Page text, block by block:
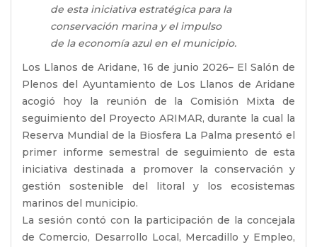
de esta iniciativa estratégica para la
conservación marina y el impulso
de la economía azul en el municipio.
Los Llanos de Aridane, 16 de junio 2026– El Salón de
Plenos del Ayuntamiento de Los Llanos de Aridane
acogió hoy la reunión de la Comisión Mixta de
seguimiento del Proyecto ARIMAR, durante la cual la
Reserva Mundial de la Biosfera La Palma presentó el
primer informe semestral de seguimiento de esta
iniciativa destinada a promover la conservación y
gestión sostenible del litoral y los ecosistemas
marinos del municipio.
La sesión contó con la participación de la concejala
de Comercio, Desarrollo Local, Mercadillo y Empleo,